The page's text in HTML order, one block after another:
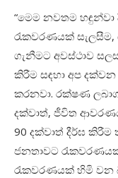
“මෙම නවතම
රැකවරණයක්
ගැනීමට අවස්ථාව
කිරීම සඳහා අප
කරනවා. රක්ෂණ
දක්වාත්, ජීවිත
90 දක්වාත් දීර්ඝ
ජනතාවට
රැකවරණයක් හිමි වන